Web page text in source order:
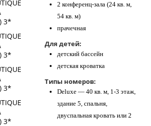
2 конференц-зала (24 кв. м,
54 кв. м)
прачечная
Для детей:
детский бассейн
детская кроватка
Типы номеров:
Deluxe — 40 кв. м, 1-3 этаж,
здание 5, спальня,
двуспальная кровать или 2